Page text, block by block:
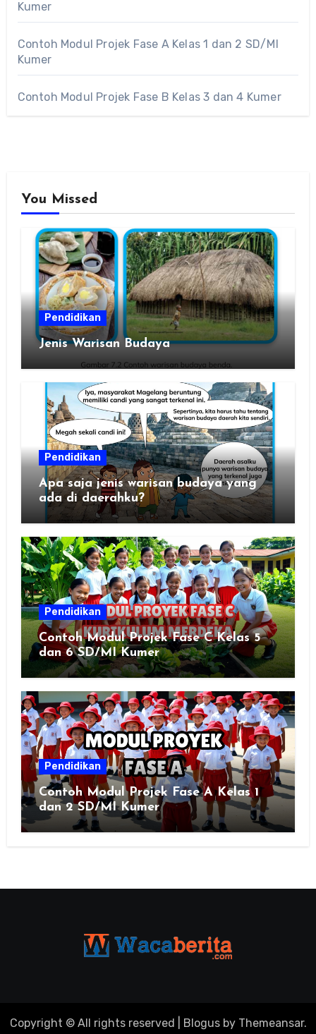
Kumer
Contoh Modul Projek Fase A Kelas 1 dan 2 SD/MI
Kumer
Contoh Modul Projek Fase B Kelas 3 dan 4 Kumer
You Missed
Pendidikan
Jenis Warisan Budaya
Pendidikan
Apa saja jenis warisan budaya yang
ada di daerahku?
Pendidikan
Contoh Modul Projek Fase C Kelas 5
dan 6 SD/MI Kumer
Pendidikan
Contoh Modul Projek Fase A Kelas 1
dan 2 SD/MI Kumer
Copyright © All rights reserved Blogusby Themeansar.